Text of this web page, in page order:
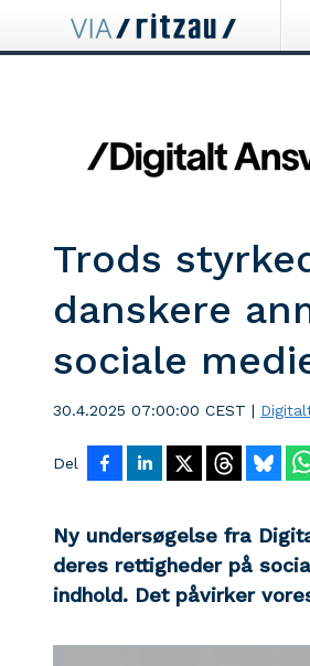
Trods
danskere
sociale
30.4.2025 07:00:00 CEST |
Del
Ny undersøgelse fra
deres rettigheder på
indhold. Det påvirker